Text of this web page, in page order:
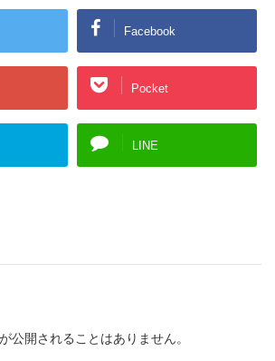
Facebook
Pocket
LINE
公開されることはありません。